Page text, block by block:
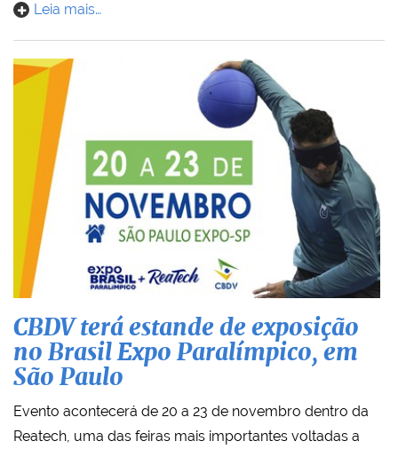
Leia mais…
CBDV terá estande de exposição
no Brasil Expo Paralímpico, em
São Paulo
Evento acontecerá de 20 a 23 de novembro dentro da
Reatech, uma das feiras mais importantes voltadas a